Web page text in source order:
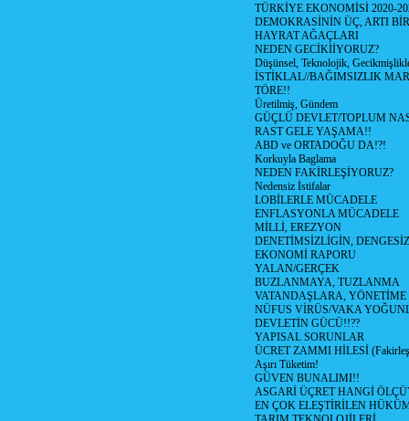
TÜRKİYE EKONOMİSİ 2020-
DEMOKRASİNİN ÜÇ, ARTI
HAYRAT AĞAÇLARI
NEDEN GECİKİİYORUZ?
Düşünsel, Teknolojik,
İSTİKLAL//BAĞIMSIZLIK
TÖRE!!
Üretilmiş, Gündem
GÜÇLÜ DEVLET/TOPLUM
RAST GELE YAŞAMA!!
ABD ve ORTADOĞU DA!?!
Korkuyla Baglama
NEDEN FAKİRLEŞİYORUZ?
Nedensiz İstifalar
LOBİLERLE MÜCADELE
ENFLASYONLA MÜCADELE
MİLLİ, EREZYON
DENETİMSİZLİGİN,
EKONOMİ RAPORU
YALAN/GERÇEK
BUZLANMAYA, TUZLANMA
VATANDAŞLARA,
NÜFUS VİRÜS/VAKA
DEVLETİN GÜCÜ!!??
YAPISAL SORUNLAR
ÜCRET ZAMMI HİLESİ
Aşırı Tüketim!
GÜVEN BUNALIMI!!
ASGARİ ÜÇRET HANGİ
EN ÇOK ELEŞTİRİLEN